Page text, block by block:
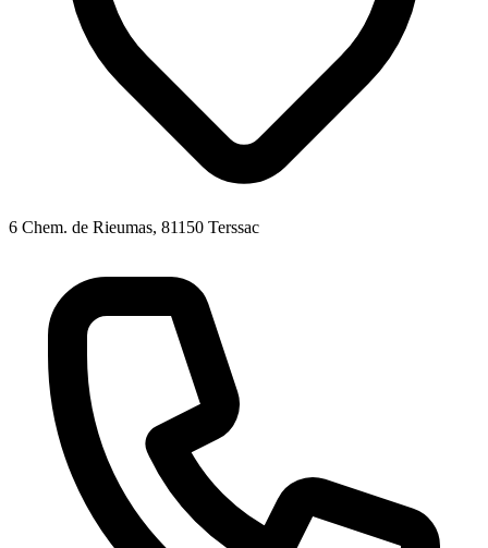
6 Chem. de Rieumas, 81150 Terssac